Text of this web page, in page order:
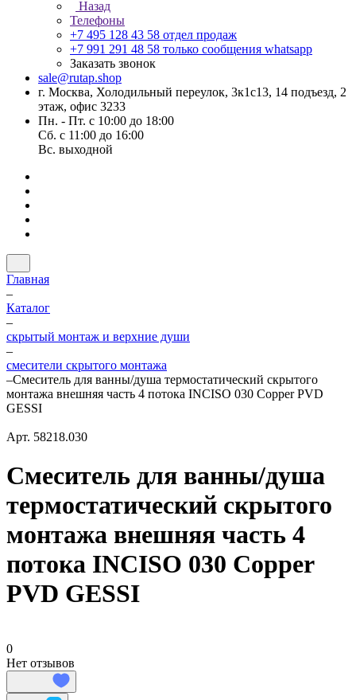
Назад
Телефоны
+7 495 128 43 58 отдел продаж
+7 991 291 48 58 только сообщения whatsapp
Заказать звонок
sale@rutap.shop
г. Москва, Холодильный переулок, 3к1с13, 14 подъезд, 2
этаж, офис 3233
Пн. - Пт. с 10:00 до 18:00
Сб. с 11:00 до 16:00
Вс. выходной
Главная
–
Каталог
–
скрытый монтаж и верхние души
–
смесители скрытого монтажа
–Смеситель для ванны/душа термостатический скрытого
монтажа внешняя часть 4 потока INCISO 030 Copper PVD
GESSI
Арт. 58218.030
Смеситель для ванны/душа
термостатический скрытого
монтажа внешняя часть 4
потока INCISO 030 Copper
PVD GESSI
0
Нет отзывов